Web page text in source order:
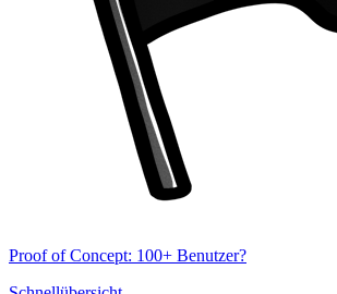
Proof of Concept: 100+ Benutzer?